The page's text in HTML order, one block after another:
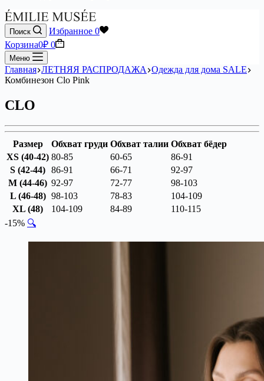
Поиск Избранное 0
Корзина0₽ 0
Меню
Главная ЛЕТНЯЯ РАСПРОДАЖА Одежда для дома SALE
Комбинезон Clo Pink
CLO
Размер Обхват груди Обхват талии Обхват бёдер
XS (40-42) 80-85 60-65
86-91
S (42-44) 86-91 66-71
92-97
M (44-46) 92-97 72-77
98-103
L (46-48) 98-103 78-83
104-109
XL (48)
104-109 84-89
110-115
-15% 🔍